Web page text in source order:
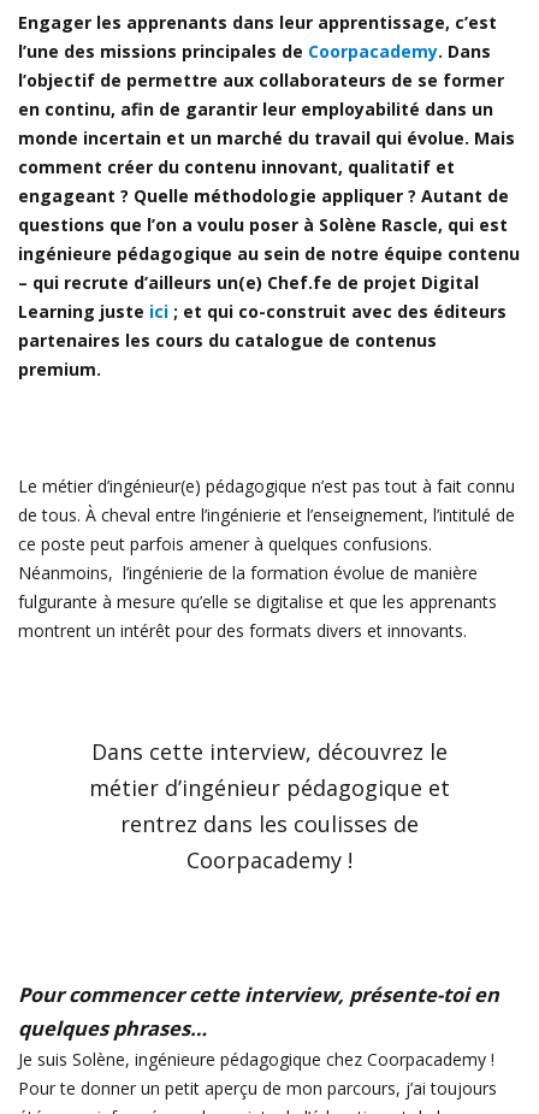
Engager les apprenants dans leur apprentissage, c’est
l’une des missions principales de Coorpacademy. Dans
l’objectif de permettre aux collaborateurs de se former
en continu, afin de garantir leur employabilité dans un
monde incertain et un marché du travail qui évolue. Mais
comment créer du contenu innovant, qualitatif et
engageant ? Quelle méthodologie appliquer ? Autant de
questions que l’on a voulu poser à Solène Rascle, qui est
ingénieure pédagogique au sein de notre équipe contenu
– qui recrute d’ailleurs un(e) Chef.fe de projet Digital
Learning juste ici ; et qui co-construit avec des éditeurs
partenaires les cours du catalogue de contenus
premium.
Le métier d’ingénieur(e) pédagogique n’est pas tout à fait connu
de tous. À cheval entre l’ingénierie et l’enseignement, l’intitulé de
ce poste peut parfois amener à quelques confusions.
Néanmoins, l’ingénierie de la formation évolue de manière
fulgurante à mesure qu’elle se digitalise et que les apprenants
montrent un intérêt pour des formats divers et innovants.
Dans cette interview, découvrez le
métier d’ingénieur pédagogique et
rentrez dans les coulisses de
Coorpacademy !
Pour commencer cette interview, présente-toi en
quelques phrases…
Je suis Solène, ingénieure pédagogique chez Coorpacademy !
Pour te donner un petit aperçu de mon parcours, j’ai toujours